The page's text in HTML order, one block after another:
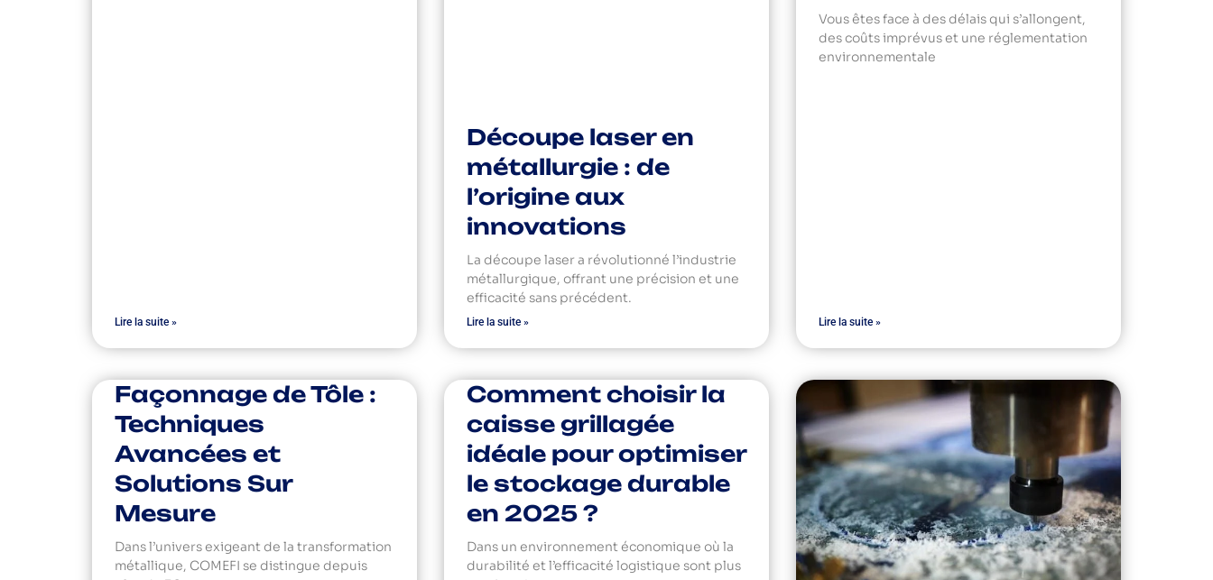
Lire la suite »
Découpe laser en
métallurgie : de
l’origine aux
innovations
La découpe laser a révolutionné l’industrie
métallurgique, offrant une précision et une
efficacité sans précédent.
Lire la suite »
Vous êtes face à des délais qui s’allongent,
des coûts imprévus et une réglementation
environnementale
Lire la suite »
Façonnage de Tôle :
Techniques
Avancées et
Solutions Sur
Mesure
Dans l’univers exigeant de la transformation
métallique, COMEFI se distingue depuis
Comment choisir la
caisse grillagée
idéale pour optimiser
le stockage durable
en 2025 ?
Dans un environnement économique où la
durabilité et l’efficacité logistique sont plus